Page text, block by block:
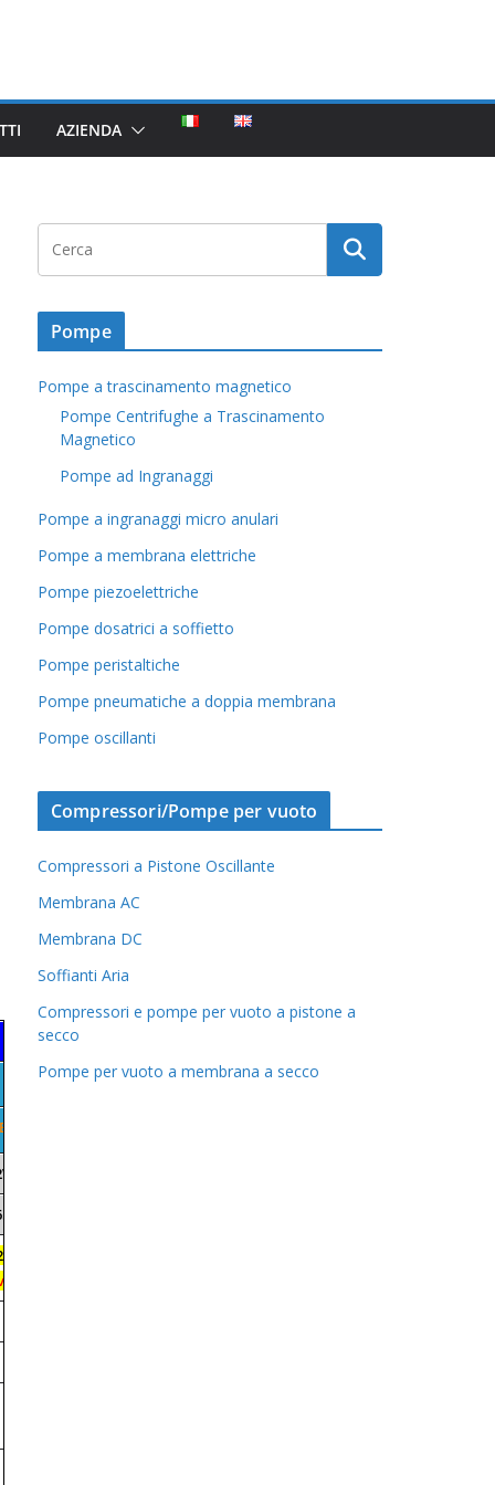
AZIENDA
30RNS-ED
Pompe
Pompe a trascinamento magnetico
Pompe Centrifughe a Trascinamento
Magnetico
Pompe ad Ingranaggi
Pompe a ingranaggi micro anulari
Pompe a membrana elettriche
Pompe piezoelettriche
Pompe dosatrici a soffietto
Pompe peristaltiche
Pompe pneumatiche a doppia membrana
Pompe oscillanti
Compressori/Pompe per vuoto
Compressori a Pistone Oscillante
Membrana AC
Membrana DC
Soffianti Aria
Compressori e pompe per vuoto a pistone a
secco
Pompe per vuoto a membrana a secco